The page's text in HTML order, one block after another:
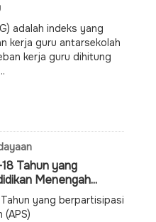
adalah indeks yang
kerja guru antarsekolah
kerja guru dihitung
Tahun yang
Menengah...
yang berpartisipasi
(APS)